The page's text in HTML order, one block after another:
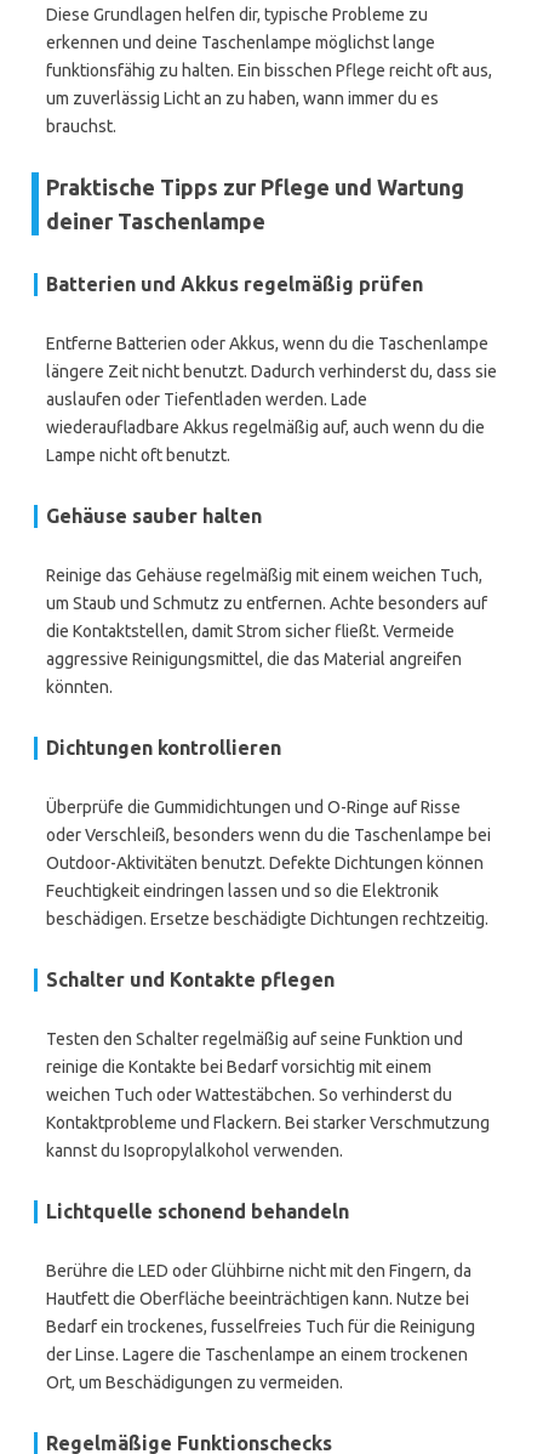
Diese Grundlagen helfen dir, typische Probleme zu
erkennen und deine Taschenlampe möglichst lange
funktionsfähig zu halten. Ein bisschen Pflege reicht oft aus,
um zuverlässig Licht an zu haben, wann immer du es
brauchst.
Praktische Tipps zur Pflege und Wartung
deiner Taschenlampe
Batterien und Akkus regelmäßig prüfen
Entferne Batterien oder Akkus, wenn du die Taschenlampe
längere Zeit nicht benutzt. Dadurch verhinderst du, dass sie
auslaufen oder Tiefentladen werden. Lade
wiederaufladbare Akkus regelmäßig auf, auch wenn du die
Lampe nicht oft benutzt.
Gehäuse sauber halten
Reinige das Gehäuse regelmäßig mit einem weichen Tuch,
um Staub und Schmutz zu entfernen. Achte besonders auf
die Kontaktstellen, damit Strom sicher fließt. Vermeide
aggressive Reinigungsmittel, die das Material angreifen
könnten.
Dichtungen kontrollieren
Überprüfe die Gummidichtungen und O-Ringe auf Risse
oder Verschleiß, besonders wenn du die Taschenlampe bei
Outdoor-Aktivitäten benutzt. Defekte Dichtungen können
Feuchtigkeit eindringen lassen und so die Elektronik
beschädigen. Ersetze beschädigte Dichtungen rechtzeitig.
Schalter und Kontakte pflegen
Testen den Schalter regelmäßig auf seine Funktion und
reinige die Kontakte bei Bedarf vorsichtig mit einem
weichen Tuch oder Wattestäbchen. So verhinderst du
Kontaktprobleme und Flackern. Bei starker Verschmutzung
kannst du Isopropylalkohol verwenden.
Lichtquelle schonend behandeln
Berühre die LED oder Glühbirne nicht mit den Fingern, da
Hautfett die Oberfläche beeinträchtigen kann. Nutze bei
Bedarf ein trockenes, fusselfreies Tuch für die Reinigung
der Linse. Lagere die Taschenlampe an einem trockenen
Ort, um Beschädigungen zu vermeiden.
Regelmäßige Funktionschecks